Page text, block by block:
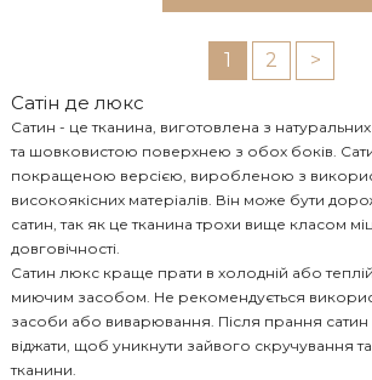
1 2
>
Cатін де люкс
Сатин - це тканина, виготовлена з
та шовковистою поверхнею з обох боків.
покращеною версією, виробленою з
високоякісних матеріалів. Він може бути
сатин, так як це тканина трохи вище класом
довговічності.
Сатин люкс краще прати в холодній або
миючим засобом. Не рекомендується
засоби або виварювання. Після прання сатин
віджати, щоб уникнути зайвого скручування
тканини.